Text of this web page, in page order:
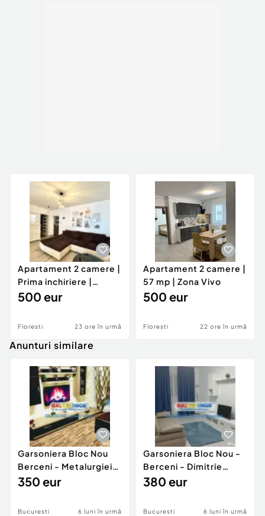
Apartament 2 camere |
Prima inchiriere |
Floresti | Zona BMW
500 eur
Floresti 23 ore în urmă
Apartament 2 camere |
57 mp | Zona Vivo
500 eur
Floresti 22 ore în urmă
Anunturi similare
Garsoniera Bloc Nou
Berceni - Metalurgiei
Park - Postalionul
350 eur
Bucuresti 6 luni în urmă
Garsoniera Bloc Nou -
Berceni - Dimitrie
Leonida
380 eur
Bucuresti 6 luni în urmă